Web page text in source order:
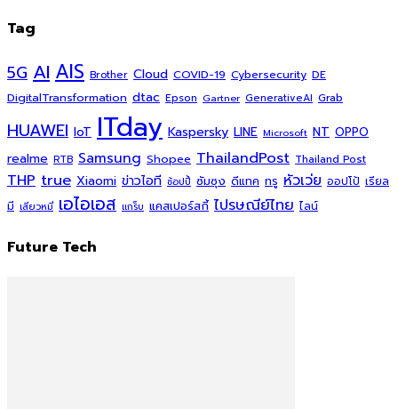
Tag
5G AI AIS Brother Cloud COVID-19 Cybersecurity DE
DigitalTransformation dtac Epson Gartner GenerativeAI Grab
HUAWEI IoT ITday Kaspersky LINE Microsoft NT OPPO
realme RTB Samsung Shopee ThailandPost Thailand Post
THP true Xiaomi ข่าวไอที ช้อปปี้ ซัมซุง ดีแทค ทรู หัวเว่ย ออปโป้ เรียล
มี เสียวหมี่ เอไอเอส แกร็บ แคสเปอร์สกี้ ไปรษณีย์ไทย ไลน์
Future Tech